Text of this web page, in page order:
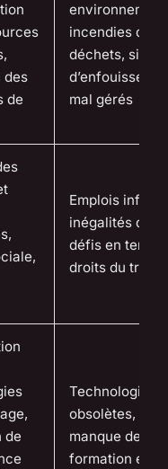
des
de
incendies de
déchets, sites
mal gérés
Emplois
inégalités
défis en
droits du
de
Technologies
obsolètes,
manque de
formation et de